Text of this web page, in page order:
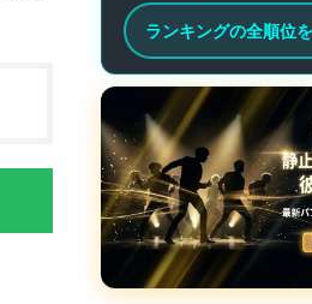
ランキングの全順位